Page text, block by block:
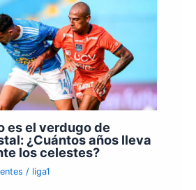
es el verdugo de
¿Cuántos años lleva
los celestes?
/ liga1